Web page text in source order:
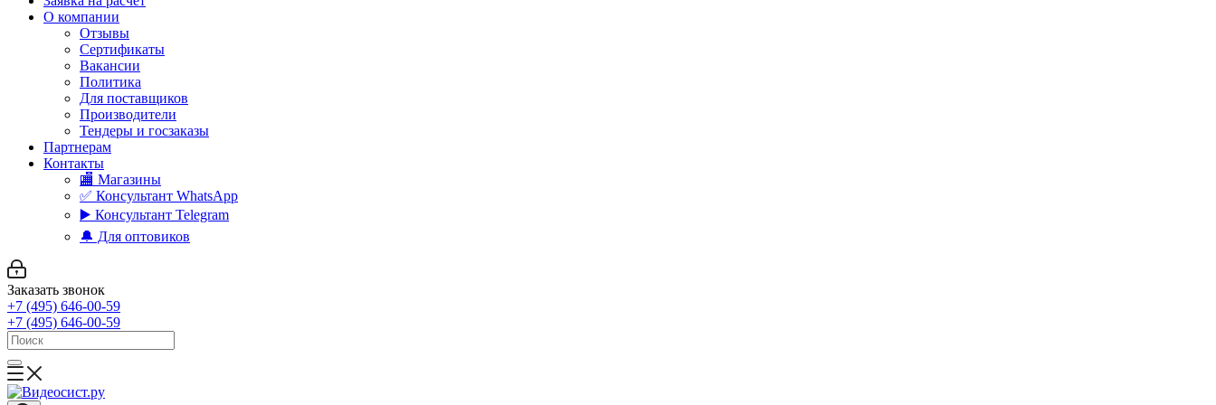
О компании
Отзывы
Сертификаты
Вакансии
Политика
Для поставщиков
Производители
Тендеры и госзаказы
Партнерам
Контакты
🏬 Магазины
✅️ Консультант WhatsApp
▶️ Консультант Telegram
🔔 Для оптовиков
Заказать звонок
+7 (495) 646-00-59
+7 (495) 646-00-59